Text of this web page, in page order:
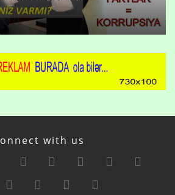
with us